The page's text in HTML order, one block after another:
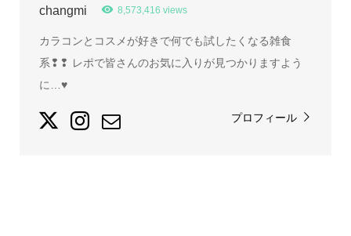
changmi 8,573,416 views
カラコンとコスメが好きで何でも試したくなる雑食
系❢❢ レポで皆さんのお気に入りが見つかりますよう
に…♥
プロフィール